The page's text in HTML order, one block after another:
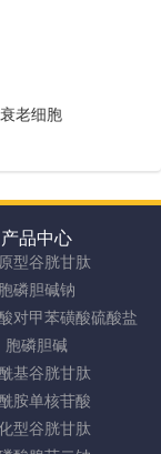
老细胞
产品中心
型谷胱甘肽
胞磷胆碱钠
对甲苯磺酸硫酸盐
胞磷胆碱
基谷胱甘肽
胺单核苷酸
型谷胱甘肽